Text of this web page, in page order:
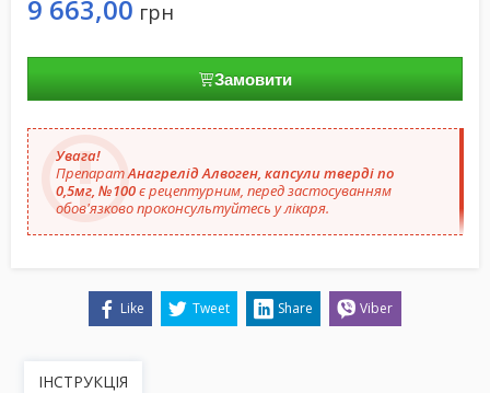
9 663,00 грн
Замовити
Увага!
ПрепаратАнагрелід Алвоген, капсули тверді по
0,5мг, №100є рецептурним, перед застосуванням
обов'язково проконсультуйтесь у лікаря.
Like Tweet Share Viber
ІНСТРУКЦІЯ